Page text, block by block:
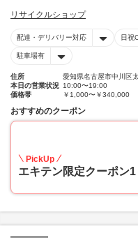
リサイクルショップ
配達・デリバリー対応 日祝
駐車場有
住所
愛知県名古屋市中川区
本日の営業状況 10:00〜19:00
価格帯
￥1,000〜￥340,000
おすすめのクーポン
PickUp
エキテン限定クーポン1